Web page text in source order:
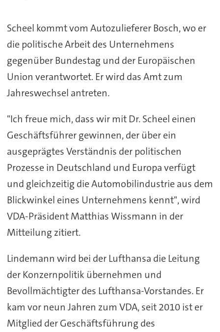
Scheel kommt vom Autozulieferer Bosch, wo er
die politische Arbeit des Unternehmens
gegenüber Bundestag und der Europäischen
Union verantwortet. Er wird das Amt zum
Jahreswechsel antreten.
"Ich freue mich, dass wir mit Dr. Scheel einen
Geschäftsführer gewinnen, der über ein
ausgeprägtes Verständnis der politischen
Prozesse in Deutschland und Europa verfügt
und gleichzeitig die Automobilindustrie aus dem
Blickwinkel eines Unternehmens kennt", wird
VDA-Präsident Matthias Wissmann in der
Mitteilung zitiert.
Lindemann wird bei der Lufthansa die Leitung
der Konzernpolitik übernehmen und
Bevollmächtigter des Lufthansa-Vorstandes. Er
kam vor neun Jahren zum VDA, seit 2010 ist er
Mitglied der Geschäftsführung des